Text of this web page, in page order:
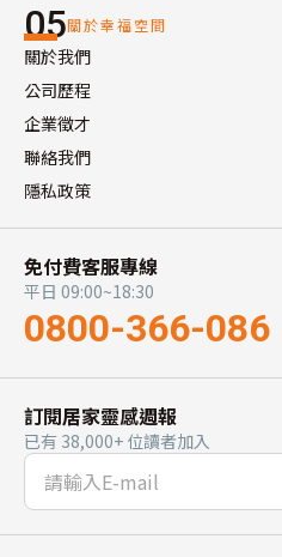
05關於幸福空間
關於我們
公司歷程
企業徵才
聯絡我們
隱私政策
免付費客服專線
平日 09:00~18:30
0800-366-086
訂閱居家靈感週報
已有 38,000+ 位讀者加入